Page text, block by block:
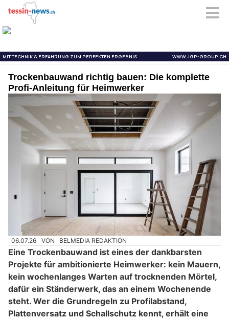
Trockenbauwand richtig bauen: Die komplette
Profi-Anleitung für Heimwerker
06.07.26 VON BELMEDIA REDAKTION
Eine Trockenbauwand ist eines der dankbarsten
Projekte für ambitionierte Heimwerker: kein Mauern,
kein wochenlanges Warten auf trocknenden Mörtel,
dafür ein Ständerwerk, das an einem Wochenende
steht. Wer die Grundregeln zu Profilabstand,
Plattenversatz und Schallschutz kennt, erhält eine